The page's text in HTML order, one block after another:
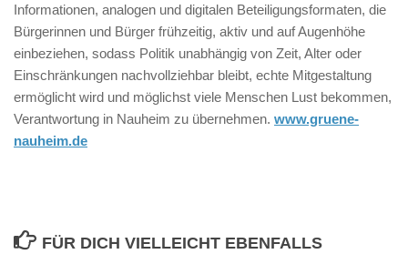
Informationen, analogen und digitalen Beteiligungsformaten, die
Bürgerinnen und Bürger frühzeitig, aktiv und auf Augenhöhe
einbeziehen, sodass Politik unabhängig von Zeit, Alter oder
Einschränkungen nachvollziehbar bleibt, echte Mitgestaltung
ermöglicht wird und möglichst viele Menschen Lust bekommen,
Verantwortung in Nauheim zu übernehmen. www.gruene-
nauheim.de
FÜR DICH VIELLEICHT EBENFALLS